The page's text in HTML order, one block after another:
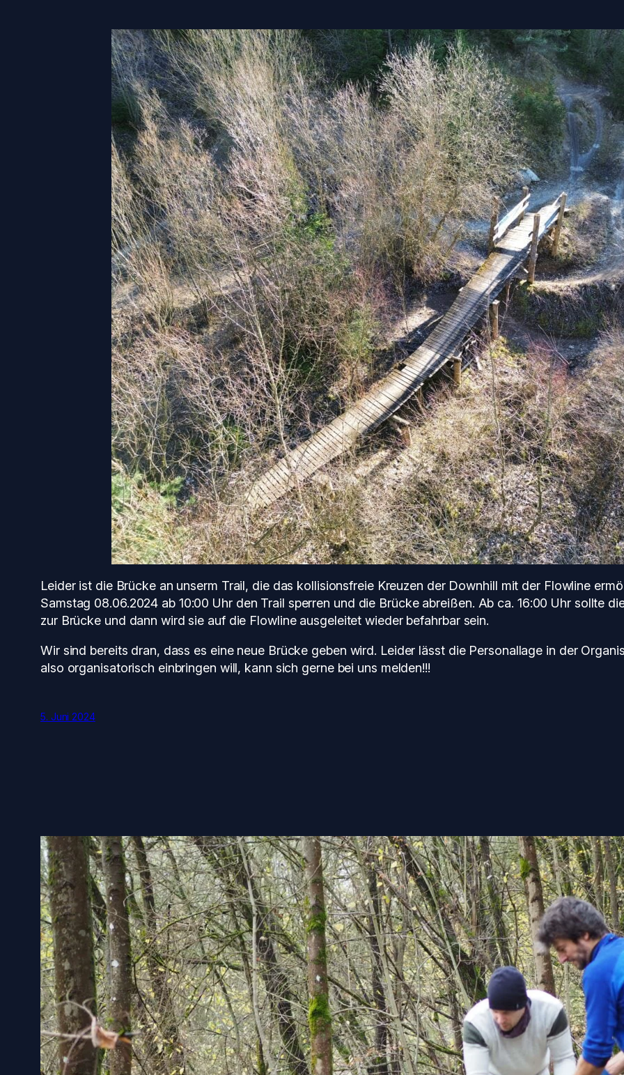
Leider ist die Brücke an unserm Trail, die das kollisionsfreie Kreuzen der Downhill mit der Flowline
Samstag 08.06.2024 ab 10:00 Uhr den Trail sperren und die Brücke abreißen. Ab ca. 16:00 Uhr sollte
zur Brücke und dann wird sie auf die Flowline ausgeleitet wieder befahrbar sein.
Wir sind bereits dran, dass es eine neue Brücke geben wird. Leider lässt die Personallage in der
also organisatorisch einbringen will, kann sich gerne bei uns melden!!!
5. Juni 2024